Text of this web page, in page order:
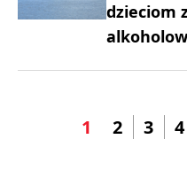
dzieciom
1 2 3 4